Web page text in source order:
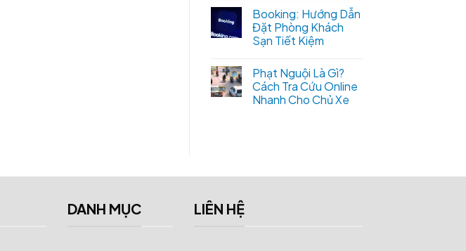
Booking: Hướng Dẫn
Đặt Phòng Khách
Sạn Tiết Kiệm
Phạt Nguội Là Gì?
Cách Tra Cứu Online
Nhanh Cho Chủ Xe
DANH MỤC LIÊN HỆ